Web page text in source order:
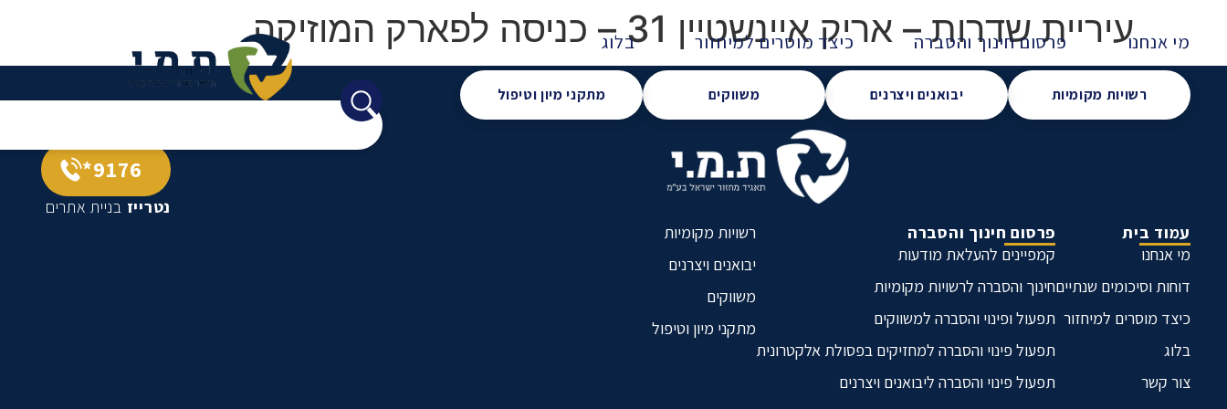
מי אנחנו פרסום חינוך והסברה כיצד מוסרים למיחזור בלוג
רשויות מקומיות יבואנים ויצרנים משווקים מתקני מיון וטיפול
עיריית שדרות – אריק איינשטיין 31 – כניסה לפארק המוזיקה
עמוד בית
מי אנחנו
דוחות וסיכומים שנתיים
כיצד מוסרים למיחזור
בלוג
צור קשר
פרסום חינוך והסברה
קמפיינים להעלאת מודעות
חינוך והסברה לרשויות מקומיות
תפעול ופינוי והסברה למשווקים
תפעול פינוי והסברה למחזיקים בפסולת אלקטרונית
תפעול פינוי והסברה ליבואנים ויצרנים
רשויות מקומיות
יבואנים ויצרנים
משווקים
מתקני מיון וטיפול
9176*
נטרייז בניית אתרים